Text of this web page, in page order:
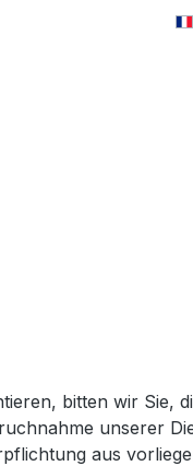
bitten wir Sie,
unserer
aus